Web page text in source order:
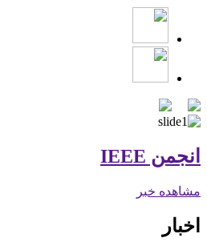
انجمن IEEE
مشاهده خبر
اخبار